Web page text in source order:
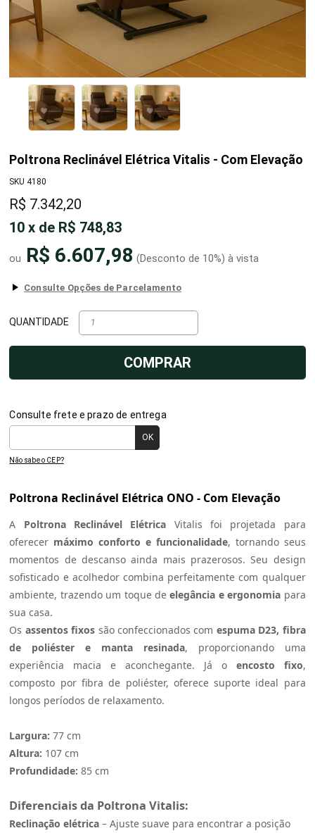
Poltrona Reclinável Elétrica Vitalis - Com Elevação
SKU 4180
R$ 7.342,20
10 x de R$ 748,83
R$ 6.607,98 (Desconto de 10%)
QUANTIDADE
COMPRAR
Consulte frete e prazo de entrega
Não sabe o CEP?
Poltrona Reclinável Elétrica ONO - Com Elevação
A Poltrona Reclinável Elétrica Vitalis foi projetada para
oferecer máximo conforto e funcionalidade, tornando seus
momentos de descanso ainda mais prazerosos. Seu design
sofisticado e acolhedor combina perfeitamente com qualquer
ambiente, trazendo um toque deelegância e ergonomia para
sua casa.
Os assentos fixos são confeccionados com espuma D23, fibra
de poliéster e manta resinada, proporcionando uma
experiência macia e aconchegante. Já o encosto fixo,
composto por fibra de poliéster, oferece suporte ideal para
longos períodos de relaxamento.
Largura: 77 cm
Altura: 107 cm
Profundidade: 85 cm
Diferenciais da PoltronaVitalis:
Reclinação elétrica – Ajuste suave para encontrar a posição